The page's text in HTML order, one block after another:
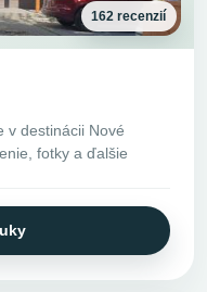
162 recenzií
v destinácii Nové
fotky a ďalšie